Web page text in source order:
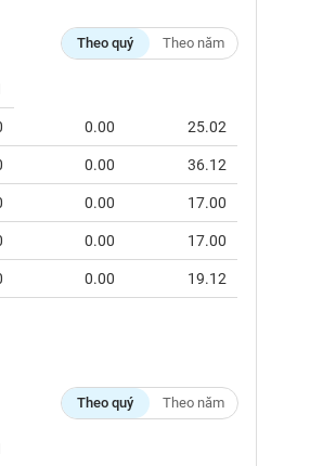
Theo quý Theo năm
0.00 25.02
0.00 36.12
0.00 17.00
0.00 17.00
0.00 19.12
Theo quý Theo năm